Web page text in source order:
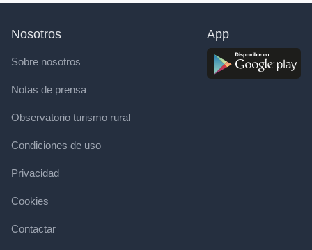
Nosotros
Sobre nosotros
Notas de prensa
Observatorio turismo rural
Condiciones de uso
Privacidad
Cookies
Contactar
App